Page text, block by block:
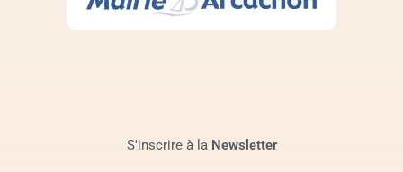
S'inscrire à la Newsletter